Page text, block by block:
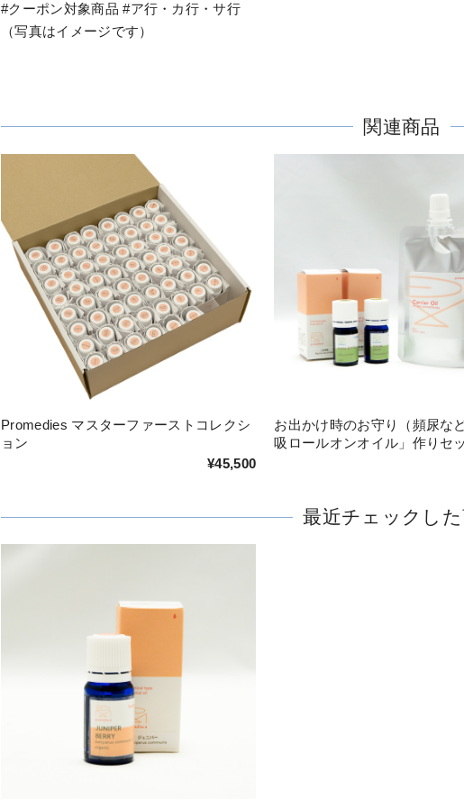
#クーポン対象商品 #ア行・カ行・サ行
（写真はイメージです）
関連商品
Promedies マスターファーストコレクシ
ョン
¥45,500
お出かけ時のお守り（頻尿な
吸ロールオンオイル」作りセ
最近チェックし